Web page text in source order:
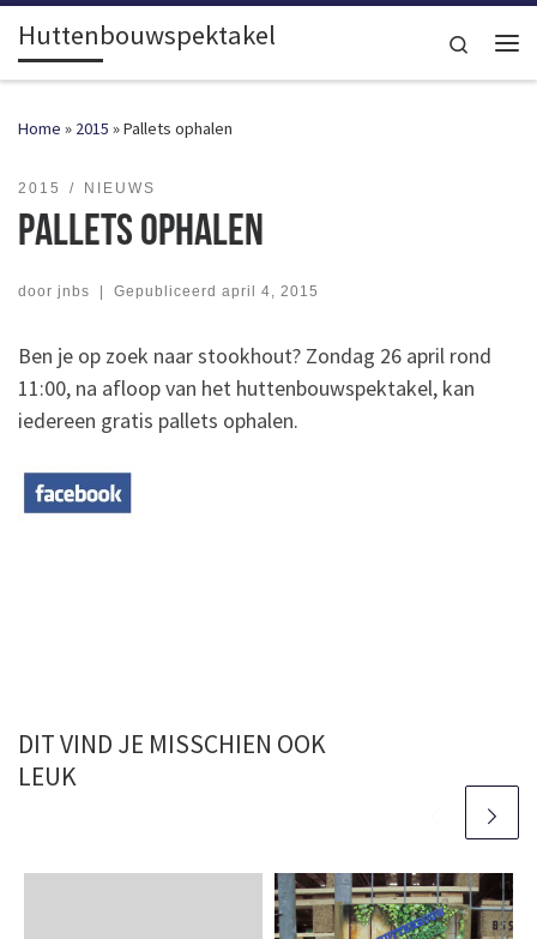
Ga naar inhoud
Huttenbouwspektakel
Search
Home » 2015 »Pallets ophalen
2015 NIEUWS
Pallets ophalen
door jnbs | Gepubliceerd april 4, 2015
Ben je op zoek naar stookhout? Zondag 26 april rond
11:00, na afloop van het huttenbouwspektakel, kan
iedereen gratis pallets ophalen.
DIT VIND JE MISSCHIEN OOK
LEUK